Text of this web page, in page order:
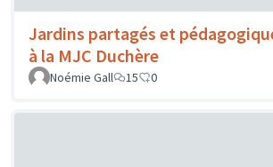
Jardins partagés et
à la MJC Duchère
Noémie Gall
15 0